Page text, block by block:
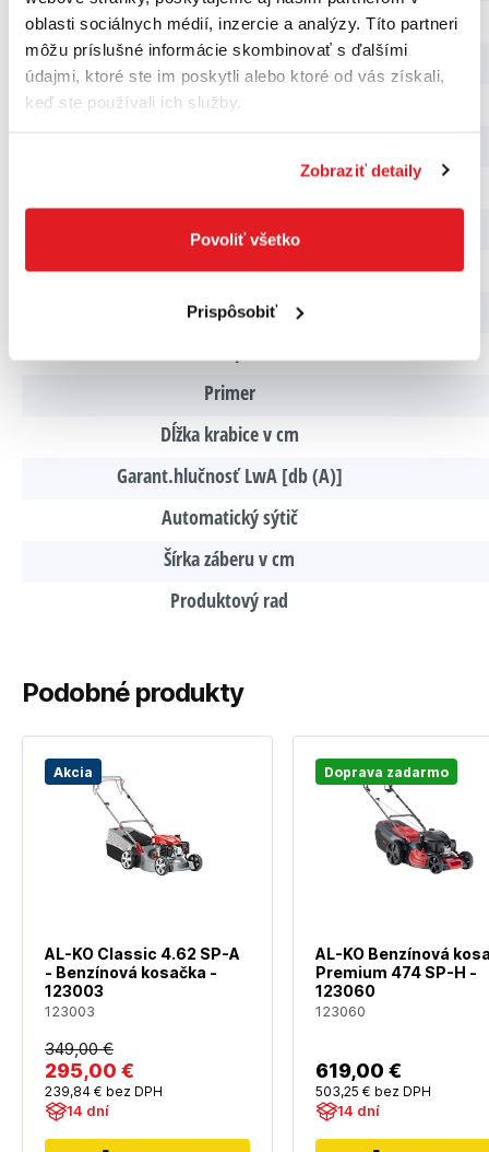
oblasti sociálnych médií, inzercie a analýzy. Títo partneri
môžu príslušné informácie skombinovať s ďalšími
údajmi, ktoré ste im poskytli alebo ktoré od vás získali,
keď ste používali ich služby.
Zobraziť detaily
Povoliť všetko
Prispôsobiť
Max Airflow Technology
Priemer predného kolesa v mm
Nastaviteľná výška rukoväte
Rýchlosť vpred max. km/h
Kolesá s guličkovými ložiskami
Výkon zariadenia v kW
Primer
Dĺžka krabice v cm
Garant.hlučnosť LwA [db (A)]
Automatický sýtič
Šírka záberu v cm
Produktový rad
Podobné produkty
Akcia
AL-KO Classic 4.62 SP-A
- Benzínová kosačka -
123003
123003
349,00 €
295,00 €
239,84 € bez DPH
14 dní
Doprava zadarmo
AL-KO Benzínová
Premium 474 SP-H -
123060
123060
619,00 €
503,25 € bez DPH
14 dní